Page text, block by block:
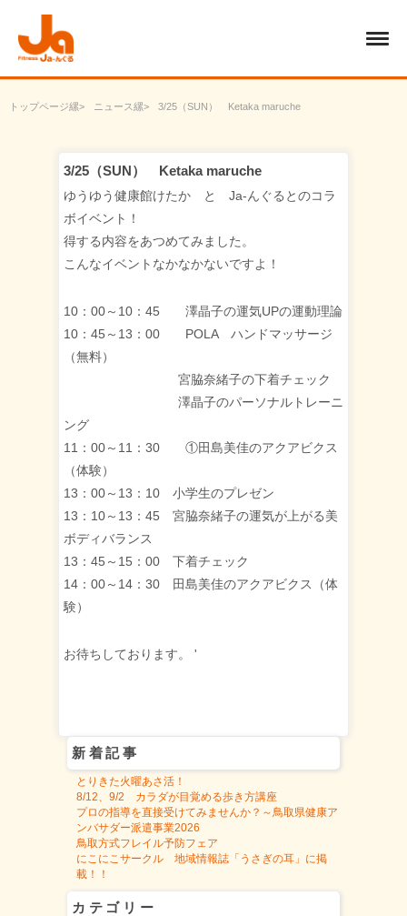
トップページ ニュース 3/25（SUN） Ketaka maruche
3/25（SUN） Ketaka maruche
ゆうゆう健康館けたか と Ja-んぐるとのコラ
ボイベント！
得する内容をあつめてみました。
こんなイベントなかなかないですよ！
10：00～10：45 澤晶子の運気UPの運動理論
10：45～13：00 POLA ハンドマッサージ
（無料）
宮脇奈緒子の下着チェック
澤晶子のパーソナルトレーニ
ング
11：00～11：30 ①田島美佳のアクアビクス
（体験）
13：00～13：10 小学生のプレゼン
13：10～13：45 宮脇奈緒子の運気が上がる美
ボディバランス
13：45～15：00 下着チェック
14：00～14：30 田島美佳のアクアビクス（体
験）
お待ちしております。 '
新着記事
とりきた火曜あさ活！
8/12、9/2 カラダが目覚める歩き方講座
プロの指導を直接受けてみませんか？～鳥取県健康ア
ンバサダー派遣事業2026
鳥取方式フレイル予防フェア
にこにこサークル 地域情報誌「うさぎの耳」に掲
載！！
カテゴリー